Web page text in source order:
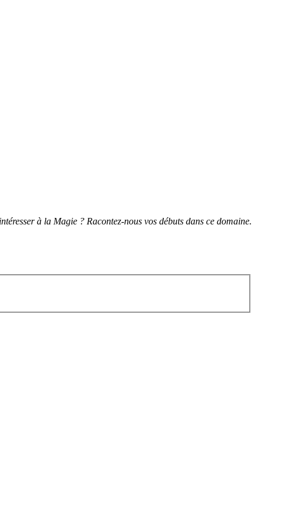
à la Magie ? Racontez-nous vos débuts dans ce domaine.